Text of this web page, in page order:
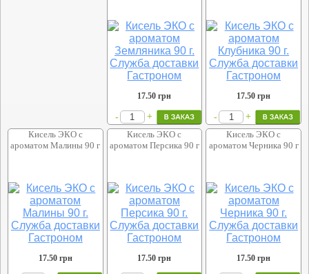
17.50 грн
- +
17.50 грн
-
+
Кисель ЭКО с
ароматом Малины 90 г
17.50грн
Кисель ЭКО с
ароматом Персика 90 г
17.50 грн
Кисель ЭКО с
ароматом Черника 90 г
17.50 грн